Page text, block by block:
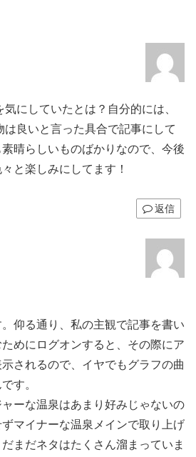
にしていたとは？自分的には、
は良いと言った具合で記事にして
晴らしいものばかりなので、今後
と楽しみにしてます！
返信
仰る通り、私の主観で記事を書い
めにログオンすると、その際にア
されるので、イヤでもグラフの曲
す。
ーな温泉はあまり好みじゃないの
マイナーな温泉メインで取り上げ
まだネタはたくさん溜まっていま